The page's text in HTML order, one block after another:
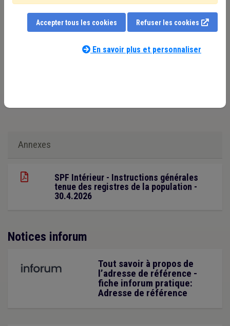
date du 30.4.2026.La modification sur l'adresse de
référence CPAS a été discuté entre le SPF Intérieur,
l'Office des Etrangers et les trois Fédérations de CPAS.
Désormais, une personne étrangère qui remplit les
Annexes
SPF Intérieur - Instructions générales
tenue des registres de la population -
30.4.2026
Notices inforum
Tout savoir à propos de
l’adresse de référence -
fiche inforum pratique:
Adresse de référence
Accepter tous les cookies Refuser les cookies
En savoir plus et personnaliser